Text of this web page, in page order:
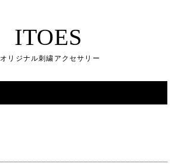
ITOES
オリジナル刺繍アクセサリー